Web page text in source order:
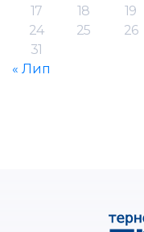
17
18 19
24
25 26
31
« Лип